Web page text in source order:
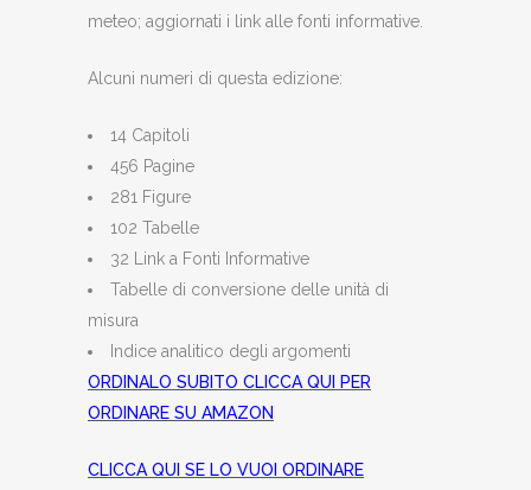
meteo; aggiornati i link alle fonti informative.
Alcuni numeri di questa edizione:
14 Capitoli
456 Pagine
281 Figure
102 Tabelle
32 Link a Fonti Informative
Tabelle di conversione delle unità di
misura
Indice analitico degli argomenti
ORDINALO SUBITO CLICCA QUI PER
ORDINARE SU AMAZON
CLICCA QUI SE LO VUOI ORDINARE